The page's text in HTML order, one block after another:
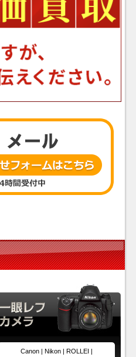
Canon | Nikon | ROLLEI |